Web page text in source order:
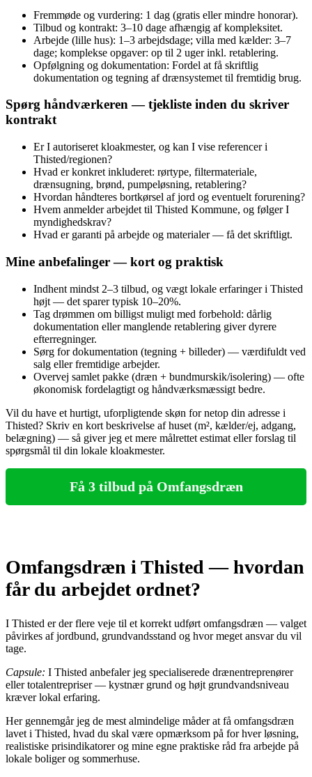
Fremmøde og vurdering: 1 dag (gratis eller mindre honorar).
Tilbud og kontrakt: 3–10 dage afhængig af kompleksitet.
Arbejde (lille hus): 1–3 arbejdsdage; villa med kælder: 3–7
dage; komplekse opgaver: op til 2 uger inkl. retablering.
Opfølgning og dokumentation: Fordel at få skriftlig
dokumentation og tegning af drænsystemet til fremtidig brug.
Spørg håndværkeren — tjekliste inden du skriver
kontrakt
Er I autoriseret kloakmester, og kan I vise referencer i
Thisted/regionen?
Hvad er konkret inkluderet: rørtype, filtermateriale,
drænsugning, brønd, pumpeløsning, retablering?
Hvordan håndteres bortkørsel af jord og eventuelt forurening?
Hvem anmelder arbejdet til Thisted Kommune, og følger I
myndighedskrav?
Hvad er garanti på arbejde og materialer — få det skriftligt.
Mine anbefalinger — kort og praktisk
Indhent mindst 2–3 tilbud, og vægt lokale erfaringer i Thisted
højt — det sparer typisk 10–20%.
Tag drømmen om billigst muligt med forbehold: dårlig
dokumentation eller manglende retablering giver dyrere
efterregninger.
Sørg for dokumentation (tegning + billeder) — værdifuldt ved
salg eller fremtidige arbejder.
Overvej samlet pakke (dræn + bundmurskik/isolering) — ofte
økonomisk fordelagtigt og håndværksmæssigt bedre.
Vil du have et hurtigt, uforpligtende skøn for netop din adresse i
Thisted? Skriv en kort beskrivelse af huset (m², kælder/ej, adgang,
belægning) — så giver jeg et mere målrettet estimat eller forslag til
spørgsmål til din lokale kloakmester.
Få 3 tilbud på Omfangsdræn
Omfangsdræn i Thisted — hvordan
får du arbejdet ordnet?
I Thisted er der flere veje til et korrekt udført omfangsdræn — valget
påvirkes af jordbund, grundvandsstand og hvor meget ansvar du vil
tage.
Capsule: I Thisted anbefaler jeg specialiserede drænentreprenører
eller totalentrepriser — kystnær grund og højt grundvandsniveau
kræver lokal erfaring.
Her gennemgår jeg de mest almindelige måder at få omfangsdræn
lavet i Thisted, hvad du skal være opmærksom på for hver løsning,
realistiske prisindikatorer og mine egne praktiske råd fra arbejde på
lokale boliger og sommerhuse.